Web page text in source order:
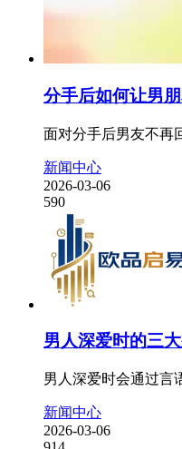
分手后如何让男
面对分手后男友不再
新闻中心
2026-03-06
590
男人深爱时的三
男人深爱时会通过言
新闻中心
2026-03-06